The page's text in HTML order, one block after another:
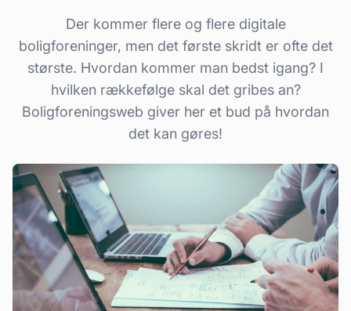
Der kommer flere og flere digitale
boligforeninger, men det første skridt er ofte det
største. Hvordan kommer man bedst igang? I
hvilken rækkefølge skal det gribes an?
Boligforeningsweb giver her et bud på hvordan
det kan gøres!